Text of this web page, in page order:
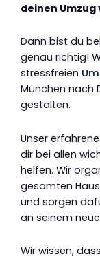
deinen
Dann bist du
genau richtig!
stressfreien
München nach
gestalten.
Unser
dir bei allen
helfen. Wir
gesamten
und sorgen
an seinem
Wir wissen,